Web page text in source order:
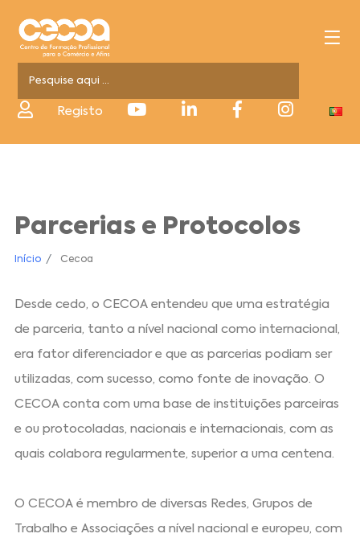
Registo
Parcerias e Protocolos
Início Cecoa
Desde cedo, o CECOA entendeu que uma estratégia
de parceria, tanto a nível nacional como internacional,
era fator diferenciador e que as parcerias podiam ser
utilizadas, com sucesso, como fonte de inovação. O
CECOA conta com uma base de instituições parceiras
e ou protocoladas, nacionais e internacionais, com as
quais colabora regularmente, superior a uma centena.
O CECOA é membro de diversas Redes, Grupos de
Trabalho e Associações a nível nacional e europeu, com